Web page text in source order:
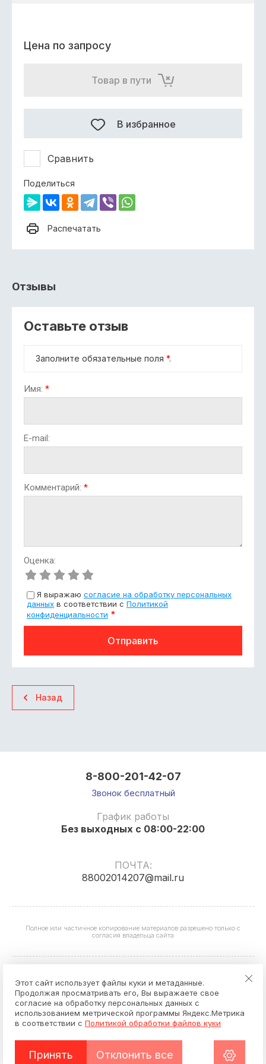
Цена по запросу
Товар в пути
Сравнить
В избранное
Поделиться
Распечатать
Отзывы
Оставьте отзыв
Заполните обязательные поля *.
Имя: *
E-mail:
Комментарий: *
Оценка:
Я выражаю согласие на обработку персональных
данных в соответствии с Политикой
конфиденциальности *
Отправить
Назад
8-800-201-42-07
Звонок бесплатный
График работы
Без выходных с 08:00-22:00
ПОЧТА:
88002014207@mail.ru
Полное или частичное копирование материалов разрешено только с
согласия владельца сайта
Hardware Store
Политика конфиденциальности
Мегагрупп.ру
Этот сайт использует файлы куки и метаданные.
Продолжая просматривать его, Вы выражаете свое
согласие на обработку персональных данных с
использованием метрической программы Яндекс.Метрика
в соответствии с Политикой обработки файлов куки
Принять Отклонить все